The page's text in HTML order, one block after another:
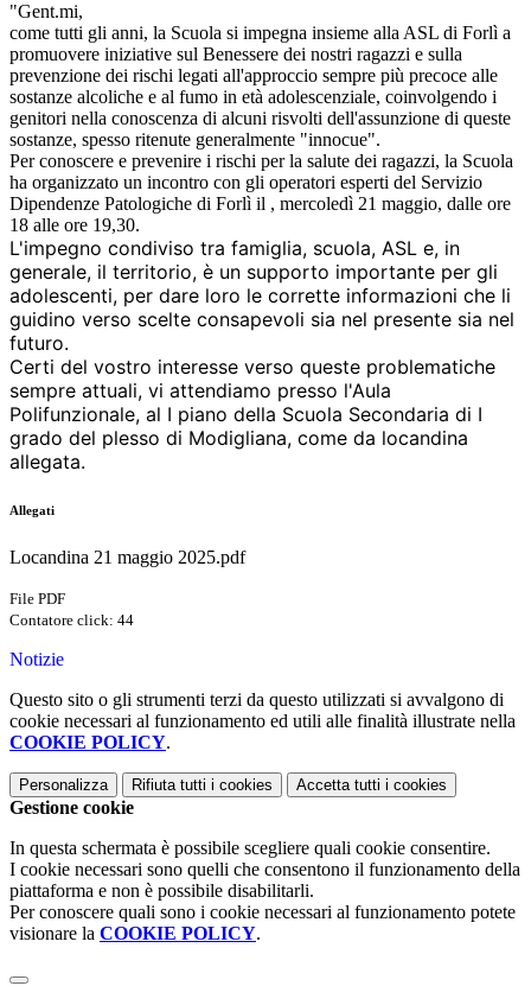
"Gent.mi,
come tutti gli anni, la Scuola si impegna insieme alla ASL di Forlì a
promuovere iniziative sul Benessere dei nostri ragazzi e sulla
prevenzione dei rischi legati all'approccio sempre più precoce alle
sostanze alcoliche e al fumo in età adolescenziale, coinvolgendo i
genitori nella conoscenza di alcuni risvolti dell'assunzione di queste
sostanze, spesso ritenute generalmente "innocue".
Per conoscere e prevenire i rischi per la salute dei ragazzi, la Scuola
ha organizzato un incontro con gli operatori esperti del Servizio
Dipendenze Patologiche di Forlì il , mercoledì 21 maggio, dalle ore
18 alle ore 19,30.
L'impegno condiviso tra famiglia, scuola, ASL e, in
generale, il territorio, è un supporto importante per gli
adolescenti, per dare loro le corrette informazioni che li
guidino verso scelte consapevoli sia nel presente sia nel
futuro.
Certi del vostro interesse verso queste problematiche
sempre attuali, vi attendiamo presso l'Aula
Polifunzionale, al I piano della Scuola Secondaria di I
grado del plesso di Modigliana, come da locandina
allegata.
Allegati
Locandina 21 maggio 2025.pdf
File PDF
Contatore click: 44
Notizie
Questo sito o gli strumenti terzi da questo utilizzati si avvalgono di
cookie necessari al funzionamento ed utili alle finalità illustrate nella
COOKIE POLICY.
Personalizza Rifiuta tutti i cookies Accetta tutti i cookies
Gestione cookie
In questa schermata è possibile scegliere quali cookie consentire.
I cookie necessari sono quelli che consentono il funzionamento della
piattaforma e non è possibile disabilitarli.
Per conoscere quali sono i cookie necessari al funzionamento potete
visionare la COOKIE POLICY.